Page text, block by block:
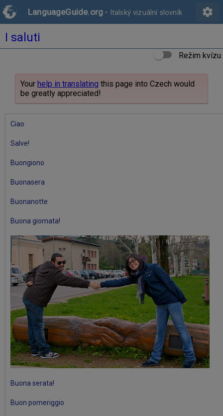
LanguageGuide.org • Italský vizuální slovník settings
I saluti
Režim kvízu
Your help in translating this page into Czech would
be greatly appreciated!
Ciao
Salve!
Buongiono
Buonasera
Buonanotte
Buona giornata!
Buona serata!
Buon pomeriggio